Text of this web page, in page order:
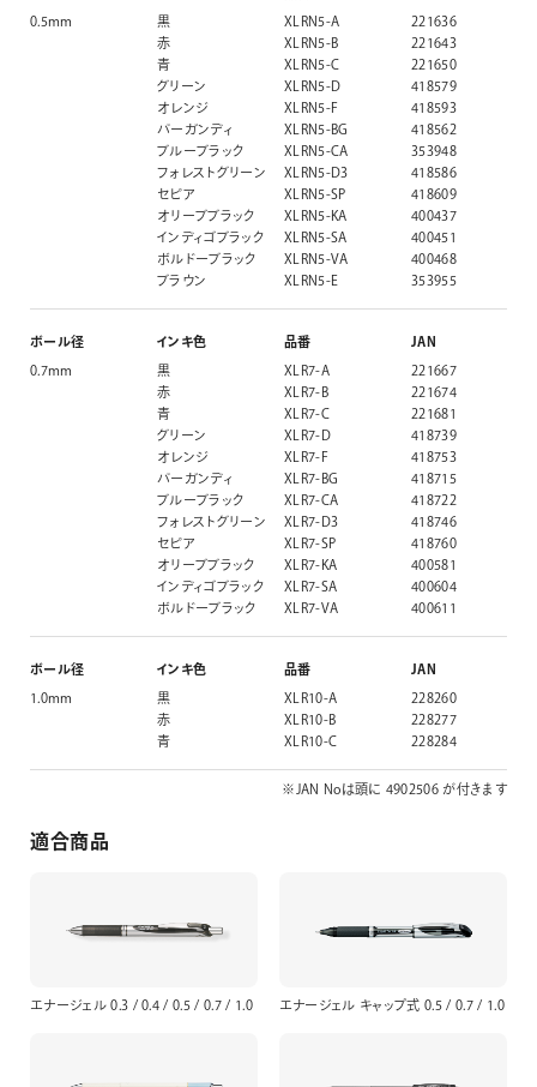
0.5mm 黒 XLRN5-A
221636
赤
XLRN5-B
221643
青
XLRN5-C
221650
グリーン
XLRN5-D
418579
オレンジ
XLRN5-F
418593
バーガンディ
XLRN5-BG
418562
ブルーブラック
XLRN5-CA
353948
フォレストグリーン
XLRN5-D3
418586
セピア
XLRN5-SP
418609
オリーブブラック
XLRN5-KA
400437
インディゴブラック
XLRN5-SA
400451
ボルドーブラック
XLRN5-VA
400468
ブラウン
XLRN5-E 353955
ボール径 インキ色 品番 JAN
0.7mm 黒 XLR7-A
221667
赤
XLR7-B
221674
青
XLR7-C
221681
グリーン
XLR7-D
418739
オレンジ
XLR7-F
418753
バーガンディ
XLR7-BG
418715
ブルーブラック
XLR7-CA
418722
フォレストグリーン
XLR7-D3
418746
セピア
XLR7-SP
418760
オリーブブラック
XLR7-KA
400581
インディゴブラック
XLR7-SA
400604
ボルドーブラック
XLR7-VA 400611
ボール径 インキ色 品番 JAN
1.0mm 黒 XLR10-A
228260
赤
XLR10-B
228277
青
XLR10-C 228284
※JAN Noは頭に 4902506 が付きます
適合商品
エナージェル 0.3 / 0.4 / 0.5 / 0.7 / 1.0 エナージェル キャップ式 0.5 / 0.7 / 1.0